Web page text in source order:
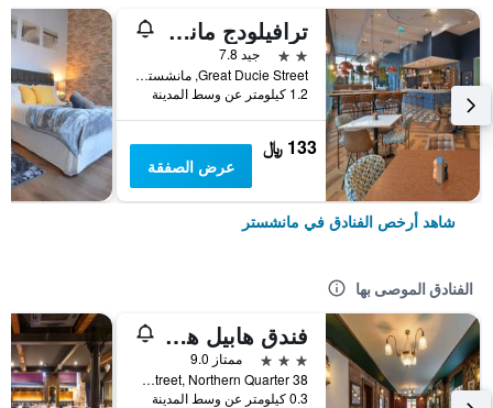
ترافيلودج مانشيستر سنترال أرينا
2 نجمتين
جيد 7.8
Great Ducie Street, مانشستر, المملكة المتحدة
1.2 كيلومتر عن وسط المدينة
133 ﷼
عرض الصفقة
شاهد أرخص الفنادق في مانشستر
الفنادق الموصى بها
فندق هابيل هايوود البوتيكي
3 نجوم
ممتاز 9.0
38 Turner Street, Northern Quarter, مانشستر, المملكة المتحدة
0.3 كيلومتر عن وسط المدينة